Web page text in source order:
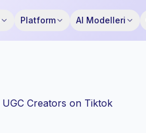
Platform AI Modelleri